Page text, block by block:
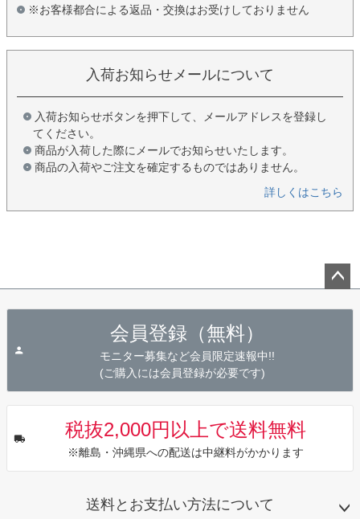
※お客様都合による返品・交換はお受けしておりません
入荷お知らせメールについて
入荷お知らせボタンを押下して、メールアドレスを登録し
てください。
商品が入荷した際にメールでお知らせいたします。
商品の入荷やご注文を確定するものではありません。
詳しくはこちら
会員登録（無料）
モニター募集など会員限定速報中!!
(ご購入には会員登録が必要です)
税抜2,000円以上で送料無料
※離島・沖縄県への配送は中継料がかかります
送料とお支払い方法について